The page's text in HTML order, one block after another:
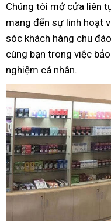
Chúng tôi mở cửa liên
mang đến sự linh hoạt
sóc khách hàng chu
cùng bạn trong việc
nghiệm cá nhân.